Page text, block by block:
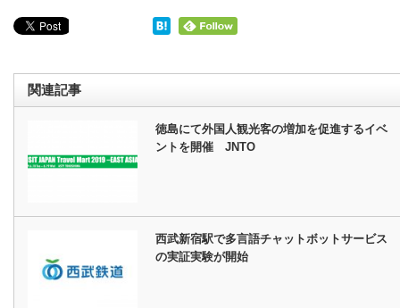
関連記事
徳島にて外国人観光客の増加を促進するイベ
ントを開催 JNTO
西武新宿駅で多言語チャットボットサービス
の実証実験が開始